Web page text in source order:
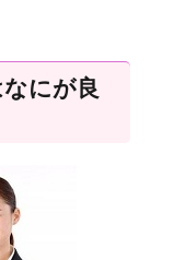
にが良